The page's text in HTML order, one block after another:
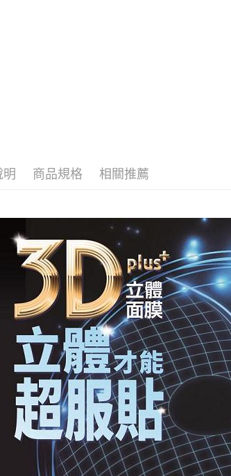
明 商品規格 相關推薦